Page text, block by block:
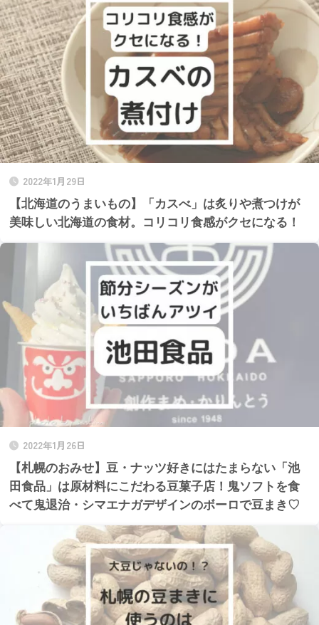
2022年1月29日
【北海道のうまいもの】「カスべ」は炙りや煮つけが
美味しい北海道の食材。コリコリ食感がクセになる！
2022年1月26日
【札幌のおみせ】豆・ナッツ好きにはたまらない「池
田食品」は原材料にこだわる豆菓子店！鬼ソフトを食
べて鬼退治・シマエナガデザインのボーロで豆まき♡